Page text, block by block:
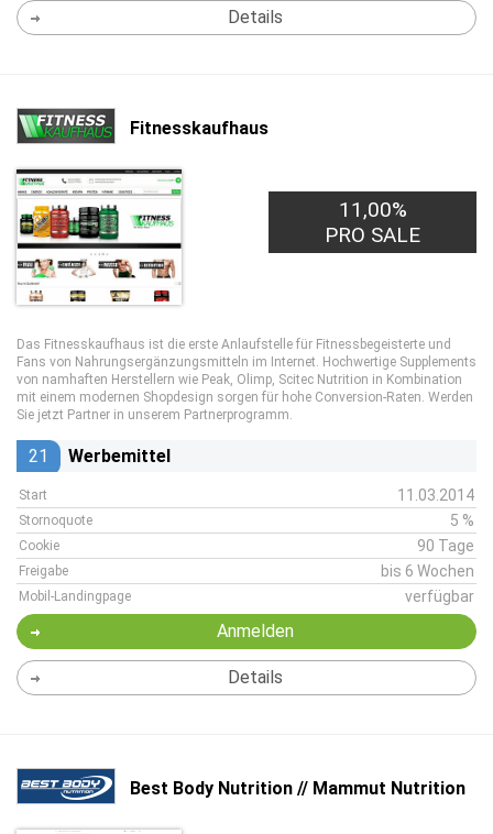
Details
Fitnesskaufhaus
11,00%
PRO SALE
Das Fitnesskaufhaus ist die erste Anlaufstelle für Fitnessbegeisterte und
Fans von Nahrungsergänzungsmitteln im Internet. Hochwertige Supplements
von namhaften Herstellern wie Peak, Olimp, Scitec Nutrition in Kombination
mit einem modernen Shopdesign sorgen für hohe Conversion-Raten. Werden
Sie jetzt Partner in unserem Partnerprogramm.
21 Werbemittel
Start 11.03.2014
Stornoquote 5 %
Cookie 90 Tage
Freigabe bis 6 Wochen
Mobil-Landingpage verfügbar
Anmelden
Details
Best Body Nutrition // Mammut Nutrition